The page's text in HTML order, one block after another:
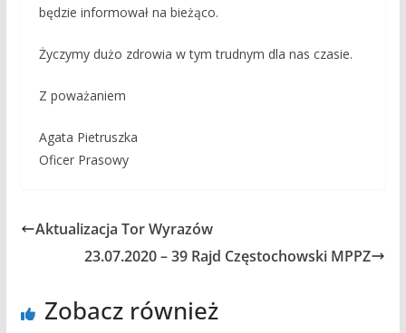
będzie informował na bieżąco.
Życzymy dużo zdrowia w tym trudnym dla nas czasie.
Z poważaniem
Agata Pietruszka
Oficer Prasowy
Aktualizacja Tor Wyrazów
23.07.2020 – 39 Rajd Częstochowski MPPZ
Zobacz również